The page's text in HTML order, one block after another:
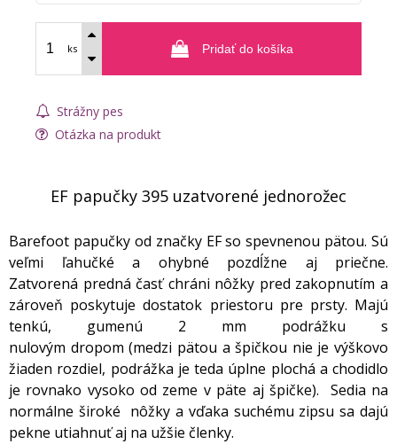
ks Pridať do košíka
Strážny pes
Otázka na produkt
EF papučky 395 uzatvorené jednorožec
Barefoot papučky od značky EF so spevnenou pätou. Sú
veľmi ľahučké a ohybné pozdĺžne aj priečne.
Zatvorená predná časť chráni nôžky pred zakopnutím a
zároveň poskytuje dostatok priestoru pre prsty. Majú
tenkú, gumenú 2 mm podrážku s
nulovým dropom (medzi pätou a špičkou nie je výškovo
žiaden rozdiel, podrážka je teda úplne plochá a chodidlo
je rovnako vysoko od zeme v päte aj špičke). Sedia na
normálne široké nôžky a vďaka suchému zipsu sa dajú
pekne utiahnuť aj na užšie členky.